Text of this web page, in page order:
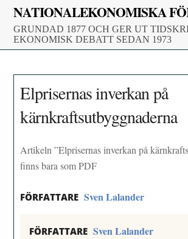
Skip
content
NATIONALEKONOMISKA
GRUNDAD 1877 OCH GER UT
EKONOMISK DEBATT SEDAN 1973
Elprisernas inverkan på
kärnkraftsutbyggnaderna
Artikeln ”Elprisernas inverkan på
finns bara som PDF
FÖRFATTARE Sven Lalander
FÖRFATTARE Sven Lalander